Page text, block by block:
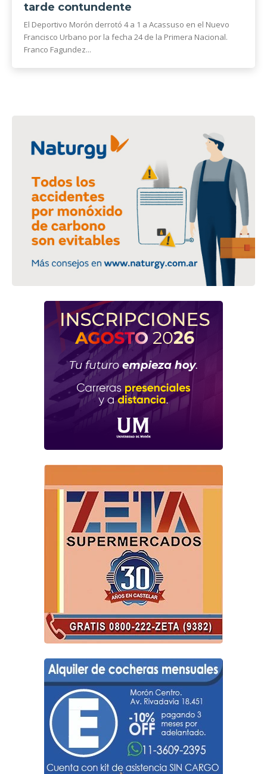
tarde contundente
El Deportivo Morón derrotó 4 a 1 a Acassuso en el Nuevo
Francisco Urbano por la fecha 24 de la Primera Nacional.
Franco Fagundez...